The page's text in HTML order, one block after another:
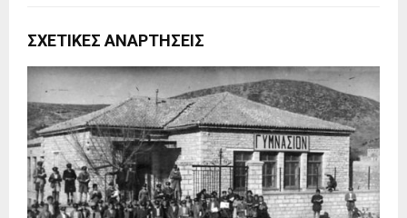
ΣΧΕΤΙΚΈΣ ΑΝΑΡΤΉΣΕΙΣ